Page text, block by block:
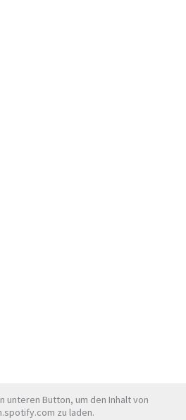
unteren Button, um den Inhalt von
zu laden.